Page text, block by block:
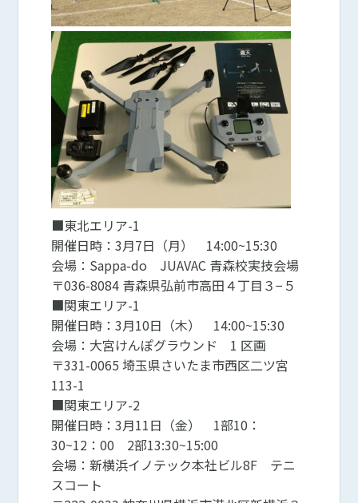
■東北エリア-1
開催日時：3月7日（月） 14:00~15:30
会場：Sappa-do JUAVAC 青森校実技会場
〒036-8084 青森県弘前市高田４丁目３−５
■関東エリア-1
開催日時：3月10日（木） 14:00~15:30
会場：大宮けんぽグラウンド 1 区画
〒331-0065 埼玉県さいたま市西区二ツ宮
113-1
■関東エリア-2
開催日時：3月11日（金） 1部10：
30~12：00 2部13:30~15:00
会場：新横浜イノテック本社ビル8F テニ
スコート